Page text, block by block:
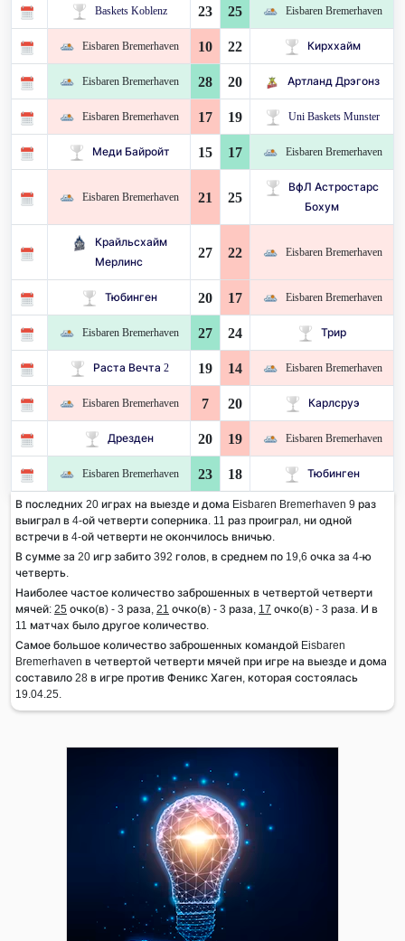
Baskets Koblenz 23 25 Eisbaren Bremerhaven
Eisbaren Bremerhaven 10 22 Кирххайм
Eisbaren Bremerhaven 28 20 Артланд Дрэгонз
Eisbaren Bremerhaven 17 19 Uni Baskets Munster
Меди Байройт 15 17 Eisbaren Bremerhaven
Eisbaren Bremerhaven 21 25
ВфЛ Астростарс
Бохум
Крайльсхайм
Мерлинс
27 22 Eisbaren Bremerhaven
Тюбинген 20 17 Eisbaren Bremerhaven
Eisbaren Bremerhaven 27 24 Трир
Раста Вечта 2 19 14 Eisbaren Bremerhaven
Eisbaren Bremerhaven 7 20 Карлсруэ
Дрезден 20 19 Eisbaren Bremerhaven
Eisbaren Bremerhaven 23 18 Тюбинген
В последних 20 играх на выезде и дома Eisbaren Bremerhaven 9 раз
выиграл в 4-ой четверти соперника. 11 раз проиграл, ни одной
встречи в 4-ой четверти не окончилось вничью.
В сумме за 20 игр забито 392 голов, в среднем по 19,6 очка за 4-ю
четверть.
Наиболее частое количество заброшенных в четвертой четверти
мячей: 25 очко(в) - 3 раза, 21 очко(в) - 3 раза, 17 очко(в) - 3 раза. И в
11 матчах было другое количество.
Самое большое количество заброшенных командой Eisbaren
Bremerhaven в четвертой четверти мячей при игре на выезде и дома
составило 28 в игре против Феникс Хаген, которая состоялась
19.04.25.